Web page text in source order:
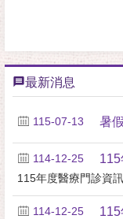
最新消息
115-07-13 暑
114-12-25
115年度醫療門診資
114-12-25